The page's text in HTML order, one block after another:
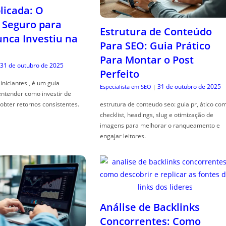
O
para
Investiu na
31 de outubro de 2025
, é um guia
como investir de
retornos consistentes.
Estrutura de Conteúdo
Para SEO: Guia Prático
Para Montar o Post
Perfeito
Especialista em SEO | 31 de outubro de 2025
estrutura de conteudo seo: guia pr, ático
checklist, headings, slug e otimização de
imagens para melhorar o ranqueamento e
engajar leitores.
Análise de Backlinks
Concorrentes: Como